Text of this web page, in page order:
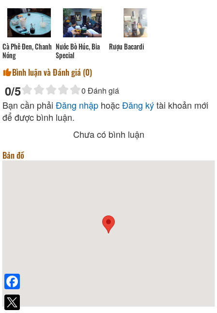
Cà Phê Đen, Chanh
Nóng
Nước Bò Húc, Bia
Special
Rượu Bacardi
Bình luận và Đánh giá (0)
0/5 0 Đánh giá
Bạn cần phải Đăng nhập hoặcĐăng kýtài khoản mới
để được bình luận.
Chưa có bình luận
Bản đồ
Facebook